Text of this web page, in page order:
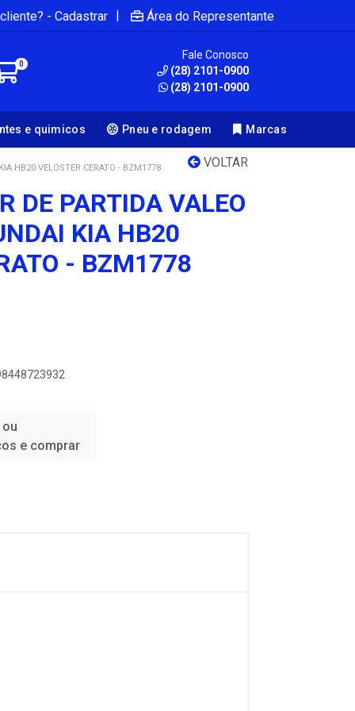
- Cadastrar | Área do Representante
0
Fale Conosco
(28) 2101-0900
(28) 2101-0900
e quimicos Pneu e rodagem Marcas
VOLTAR
HB20 VELOSTER CERATO - BZM1778
DE PARTIDA VALEO
KIA HB20
- BZM1778
e comprar